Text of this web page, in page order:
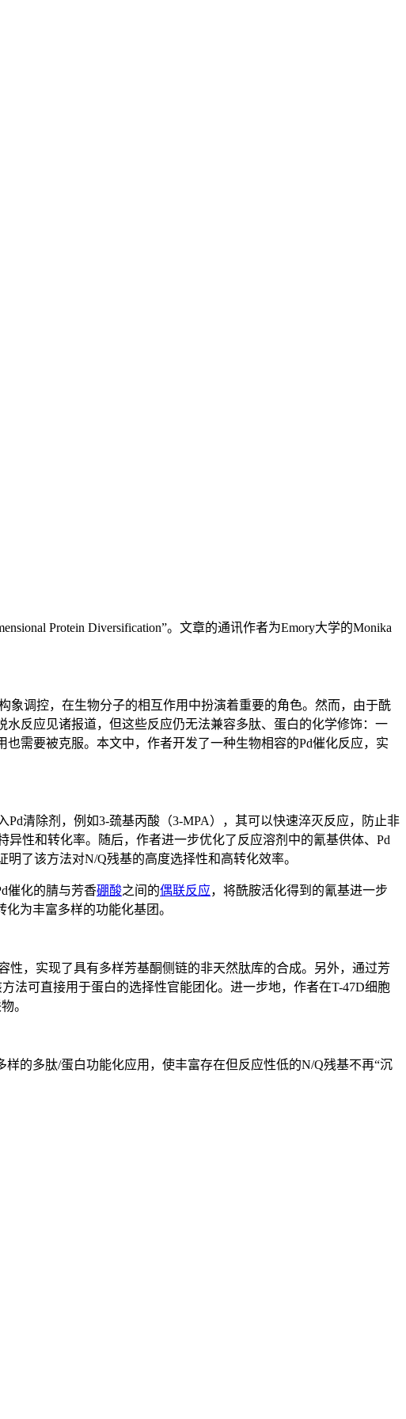
Protein Diversification”。文章的通讯作者为Emory大学的Monika
象调控，在生物分子的相互作用中扮演着重要的角色。然而，由于酰
水反应见诸报道，但这些反应仍无法兼容多肽、蛋白的化学修饰：一
需要被克服。本文中，作者开发了一种生物相容的Pd催化反应，实
Pd清除剂，例如3-巯基丙酸 （3-MPA），其可以快速淬灭反应，防止非
性和转化率。随后，作者进一步优化了反应溶剂中的氰基供体、Pd
了该方法对N/Q残基的高度选择性和高转化效率。
催化的腈与芳香硼酸之间的偶联反应，将酰胺活化得到的氰基进一步
为丰富多样的功能化基团。
性，实现了具有多样芳基酮侧链的非天然肽库的合成。另外，通过芳
法可直接用于蛋白的选择性官能团化。进一步地，作者在T-47D细胞
。
的多肽/蛋白功能化应用，使丰富存在但反应性低的N/Q残基不再“沉